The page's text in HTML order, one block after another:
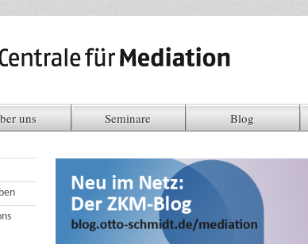
uns Seminare Blog